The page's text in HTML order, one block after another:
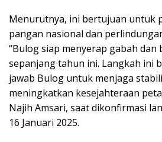
Menurutnya, ini bertujuan untuk
pangan nasional dan
“Bulog siap menyerap gabah dan
sepanjang tahun ini. Langkah ini
jawab Bulog untuk menjaga
meningkatkan kesejahteraan
Najih Amsari, saat dikonfirmasi
16 Januari 2025.